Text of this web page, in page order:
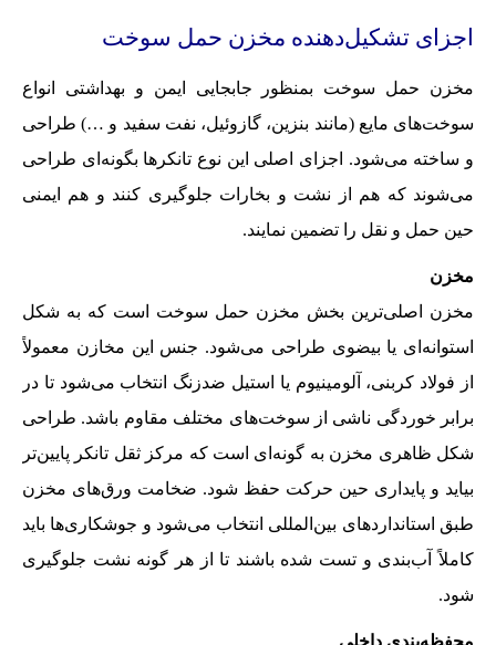
اجزای تشکیل‌دهنده مخزن حمل سوخت
مخزن حمل سوخت بمنظور جابجایی ایمن و بهداشتی انواع
سوخت‌های مایع (مانند بنزین، گازوئیل، نفت سفید و …) طراحی
و ساخته می‌شود. اجزای اصلی این نوع تانکرها بگونه‌ای طراحی
می‌شوند که هم از نشت و بخارات جلوگیری کنند و هم ایمنی
حین حمل و نقل را تضمین نمایند.
مخزن
مخزن اصلی‌ترین بخش مخزن حمل سوخت است که به شکل
استوانه‌ای یا بیضوی طراحی می‌شود. جنس این مخازن معمولاً
از فولاد کربنی، آلومینیوم یا استیل ضدزنگ انتخاب می‌شود تا در
برابر خوردگی ناشی از سوخت‌های مختلف مقاوم باشد. طراحی
شکل ظاهری مخزن به گونه‌ای است که مرکز ثقل تانکر پایین‌تر
بیاید و پایداری حین حرکت حفظ شود. ضخامت ورق‌های مخزن
طبق استانداردهای بین‌المللی انتخاب می‌شود و جوشکاری‌ها باید
کاملاً آب‌بندی و تست شده باشند تا از هر گونه نشت جلوگیری
شود.
محفظه‌بندی داخلی